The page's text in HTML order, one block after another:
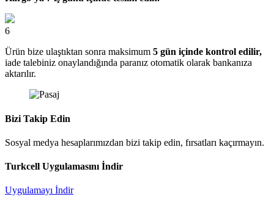
6
Ürün bize ulaştıktan sonra maksimum 5 gün içinde kontrol edilir,
iade talebiniz onaylandığında paranız otomatik olarak bankanıza
aktarılır.
Bizi Takip Edin
Sosyal medya hesaplarımızdan bizi takip edin, fırsatları kaçırmayın.
Turkcell Uygulamasını İndir
Uygulamayı İndir